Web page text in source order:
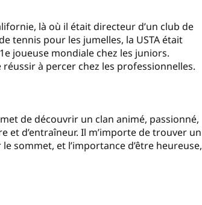
là où il était directeur d’un club de
tennis pour les jumelles, la USTA était
joueuse mondiale chez les juniors.
à percer chez les professionnelles.
de découvrir un clan animé, passionné,
et d’entraîneur. Il m’importe de trouver un
sommet, et l’importance d’être heureuse,